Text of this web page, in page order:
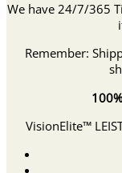
We have 24/7/365
Remember:
VisionElite™